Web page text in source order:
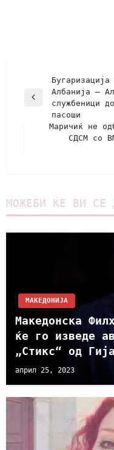
Албанија –
службеници
пасоши
Маричиќ не
СДСМ со
МОЖЕБИ ЌЕ ВИ СЕ
МАКЕДОНИЈА
Македонска
ќе го изведе
„Стикс“ од
април 25, 2023